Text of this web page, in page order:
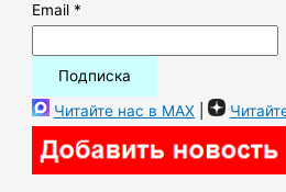
Email *
Читайте нас в MAX |